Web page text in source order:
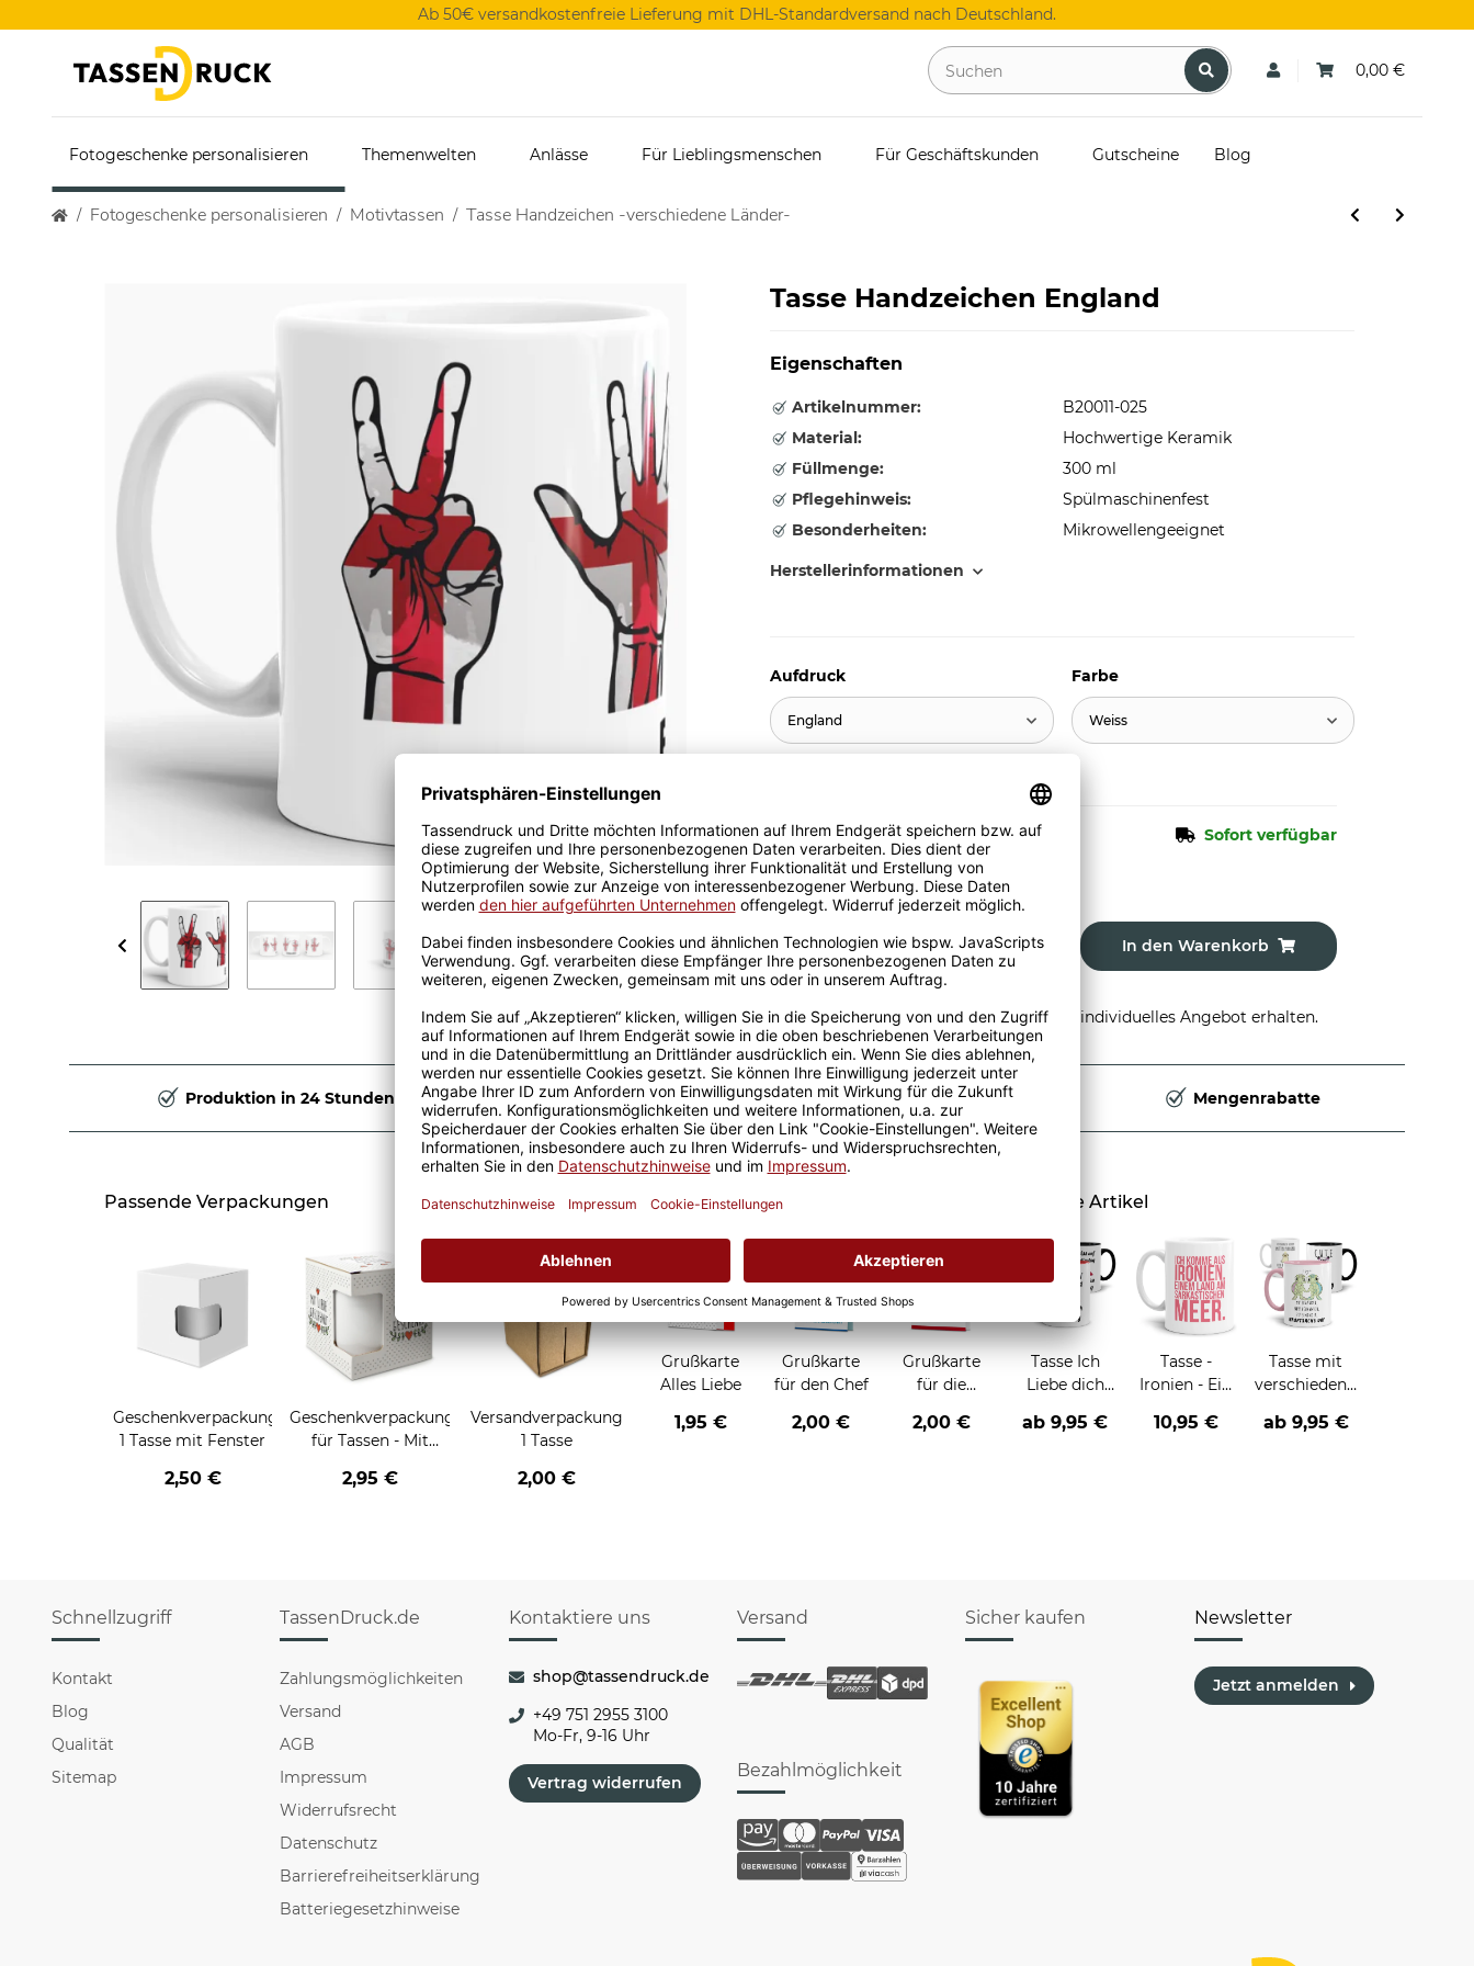
Ab 50€ versandkostenfreie Lieferung mit DHL-Standardversand nach Deutschland.
0,00 €
Fotogeschenke personalisieren Themenwelten Anlässe Für Lieblingsmenschen Für Geschäftskunden Gutscheine Blog
Fotogeschenke personalisieren Motivtassen Tasse Handzeichen -verschiedene Länder-
Tasse Handzeichen England
Eigenschaften
Artikelnummer:
B20011-025
Material:
Hochwertige Keramik
Füllmenge:
300 ml
Pflegehinweis:
Spülmaschinenfest
Besonderheiten:
Mikrowellengeeignet
Herstellerinformationen
Aufdruck
England
Farbe
Weiss
9,95 € Sofort verfügbar
inkl. 19% MwSt. , zzgl. Versand
Stk In den Warenkorb
Größere Stückzahl? Anfrage stellen und individuelles Angebot erhalten.
Produktion in 24 Stunden Sicherer Kauf Auf Rechnung Produktion in Deutschland Mengenrabatte
Passende Verpackungen
Geschenkverpackung
1 Tasse mit Fenster
2,50 €
Geschenkverpackung
für Tassen - Mit
2,95 €
Versandverpackung
1 Tasse
2,00 €
Grußkarten zum Verschenken
Grußkarte
Alles Liebe
1,95 €
Grußkarte
für den Chef
2,00 €
Grußkarte
für die
2,00 €
Ähnliche Artikel
Tasse Ich
Liebe dich
ab9,95 €
Tasse -
Ironien - Ein
sarkastischen
10,95 €
Tasse mit
verschiedenen
Sprüchen
ab 9,95 €
Schnellzugriff
Kontakt
Blog
Qualität
Sitemap
TassenDruck.de
Zahlungsmöglichkeiten
Versand
AGB
Impressum
Widerrufsrecht
Datenschutz
Barrierefreiheitserklärung
Batteriegesetzhinweise
Kontaktiere uns
shop@tassendruck.de
+49 751 2955 3100
Mo-Fr, 9-16 Uhr
Vertrag widerrufen
Versand
Bezahlmöglichkeit
Sicher kaufen Newsletter
Jetzt anmelden